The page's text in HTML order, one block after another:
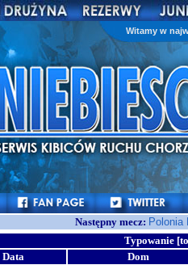
Witamy w
Następny mecz:
Typowanie
Data
Dom